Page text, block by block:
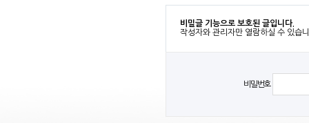
비밀글 기능으로 보호된 글입니다.
작성자와 관리자만 열람하실 수 있습
비밀번호